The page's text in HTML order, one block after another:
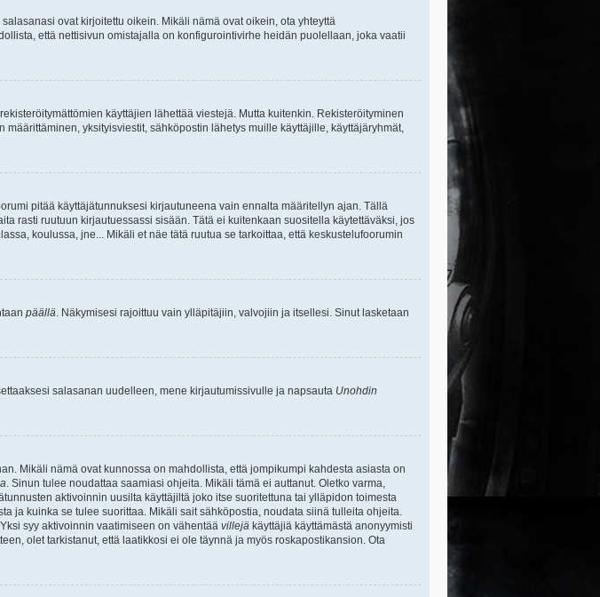
ovat kirjoitettu oikein. Mikäli nämä ovat oikein, ota yhteyttä
että nettisivun omistajalla on konfigurointivirhe heidän puolellaan, joka vaatii
käyttäjien lähettää viestejä. Mutta kuitenkin. Rekisteröityminen
yksityisviestit, sähköpostin lähetys muille käyttäjille, käyttäjäryhmät,
pitää käyttäjätunnuksesi kirjautuneena vain ennalta määritellyn ajan. Tällä
rasti ruutuun kirjautuessassi sisään. Tätä ei kuitenkaan suositella käytettäväksi, jos
koulussa, jne... Mikäli et näe tätä ruutua se tarkoittaa, että keskustelufoorumin
päällä. Näkymisesi rajoittuu vain ylläpitäjiin, valvojiin ja itsellesi. Sinut lasketaan
salasanan uudelleen, mene kirjautumissivulle ja napsauta Unohdin
Mikäli nämä ovat kunnossa on mahdollista, että jompikumpi kahdesta asiasta on
. Sinun tulee noudattaa saamiasi ohjeita. Mikäli tämä ei auttanut. Oletko varma,
aktivoinnin uusilta käyttäjiltä joko itse suoritettuna tai ylläpidon toimesta
ja kuinka se tulee suorittaa. Mikäli sait sähköpostia, noudata siinä tulleita ohjeita.
syy aktivoinnin vaatimiseen on vähentää villejä käyttäjiä käyttämästä anonyymisti
olet tarkistanut, että laatikkosi ei ole täynnä ja myös roskapostikansion. Ota